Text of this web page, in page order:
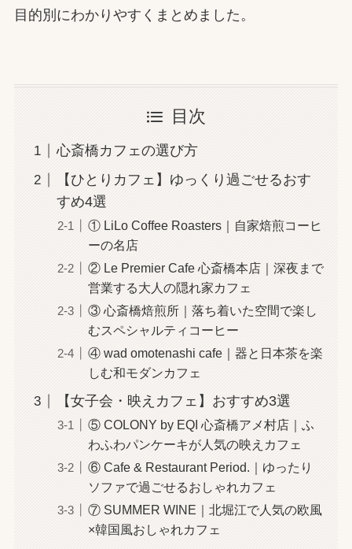
目的別にわかりやすくまとめました。
目次
心斎橋カフェの選び方
【ひとりカフェ】ゆっくり過ごせるおす
すめ4選
① LiLo Coffee Roasters｜自家焙煎コーヒ
ーの名店
② Le Premier Cafe 心斎橋本店｜深夜まで
営業する大人の隠れ家カフェ
③ 心斎橋焙煎所｜落ち着いた空間で楽し
むスペシャルティコーヒー
④ wad omotenashi cafe｜器と日本茶を楽
しむ和モダンカフェ
【女子会・映えカフェ】おすすめ3選
⑤ COLONY by EQI 心斎橋アメ村店｜ふ
わふわパンケーキが人気の映えカフェ
⑥ Cafe & Restaurant Period.｜ゆったり
ソファで過ごせるおしゃれカフェ
⑦ SUMMER WINE｜北堀江で人気の欧風
×韓国風おしゃれカフェ